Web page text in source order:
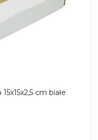
cm białe